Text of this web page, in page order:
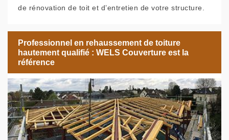
de rénovation de toit et d’entretien de votre structure.
Professionnel en rehaussement de toiture
hautement qualifié : WELS Couverture est la
référence